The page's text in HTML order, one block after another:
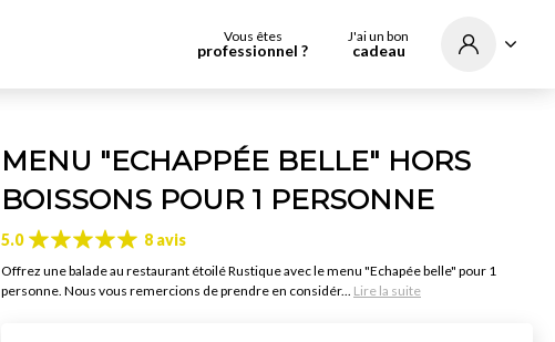
Vous êtes
professionnel ?
J'ai un bon
cadeau
MENU "ECHAPPÉE BELLE" HORS
BOISSONS POUR 1 PERSONNE
5.0 8 avis
Offrez une balade au restaurant étoilé Rustique avec le menu "Echapée belle" pour 1
personne. Nous vous remercions de prendre en considér... Lire la suite